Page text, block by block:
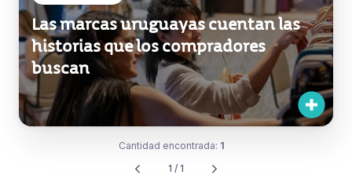
Las marcas uruguayas cuentan las
historias que los compradores
buscan
Cantidad encontrada: 1
1 / 1